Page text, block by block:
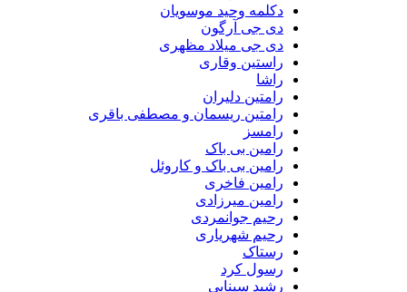
دکلمه وحید موسویان
دی جی آرگون
دی جی میلاد مظهری
راستین وقاری
راشا
رامتین دلیران
رامتین ریسمان و مصطفی باقری
رامسز
رامین بی باک
رامین بی باک و کاروئل
رامین فاخری
رامین میرزادی
رحیم جوانمردی
رحیم شهریاری
رستاک
رسول کرد
رشید سینایی